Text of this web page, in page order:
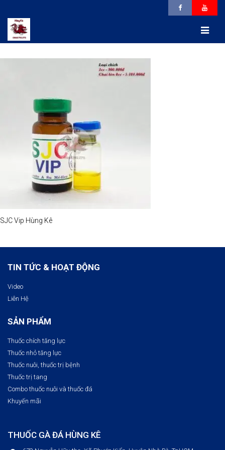
SJC Vip Hùng Kê
TIN TỨC & HOẠT ĐỘNG
Video
Liên Hệ
SẢN PHẨM
Thuốc chích tăng lực
Thuốc nhỏ tăng lực
Thuốc nuôi, thuốc trị bệnh​
Thuốc trị tang
Combo thuốc nuôi và thuốc đá
Khuyến mãi
THUỐC GÀ ĐÁ HÙNG KÊ